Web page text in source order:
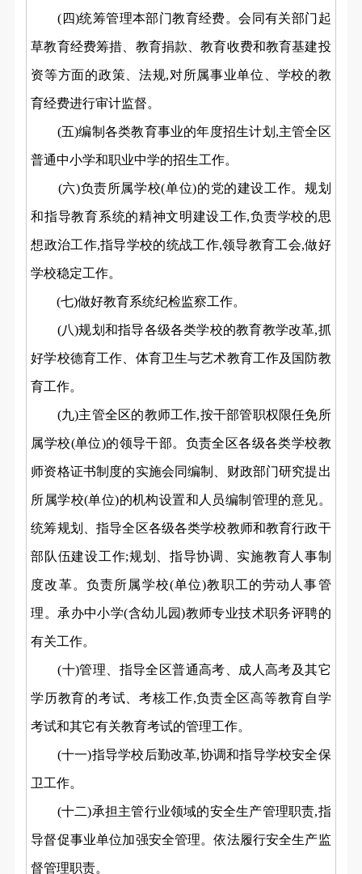
(四)统筹管理本部门教育经费。会同有关部门起
草教育经费筹措、教育捐款、教育收费和教育基建投
资等方面的政策、法规,对所属事业单位、学校的教
育经费进行审计监督。
(五)编制各类教育事业的年度招生计划,主管全区
普通中小学和职业中学的招生工作。
(六)负责所属学校(单位)的党的建设工作。规划
和指导教育系统的精神文明建设工作,负责学校的思
想政治工作,指导学校的统战工作,领导教育工会,做好
学校稳定工作。
(七)做好教育系统纪检监察工作。
(八)规划和指导各级各类学校的教育教学改革,抓
好学校德育工作、体育卫生与艺术教育工作及国防教
育工作。
(九)主管全区的教师工作,按干部管职权限任免所
属学校(单位)的领导干部。负责全区各级各类学校教
师资格证书制度的实施会同编制、财政部门研究提出
所属学校(单位)的机构设置和人员编制管理的意见。
统筹规划、指导全区各级各类学校教师和教育行政干
部队伍建设工作;规划、指导协调、实施教育人事制
度改革。负责所属学校(单位)教职工的劳动人事管
理。承办中小学(含幼儿园)教师专业技术职务评聘的
有关工作。
(十)管理、指导全区普通高考、成人高考及其它
学历教育的考试、考核工作,负责全区高等教育自学
考试和其它有关教育考试的管理工作。
(十一)指导学校后勤改革,协调和指导学校安全保
卫工作。
(十二)承担主管行业领域的安全生产管理职责,指
导督促事业单位加强安全管理。依法履行安全生产监
督管理职责。